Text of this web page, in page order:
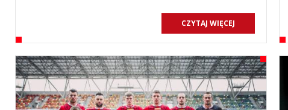
CZYTAJ WIĘCEJ